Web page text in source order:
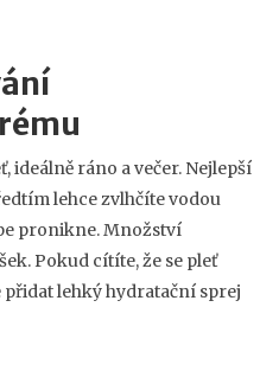
ideálně ráno a večer. Nejlepší
lehce zvlhčíte vodou
pronikne. Množství
Pokud cítíte, že se pleť
přidat lehký hydratační sprej